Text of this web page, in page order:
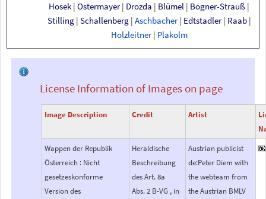
Hosek | Ostermayer | Drozda | Blümel | Bogner-Strauß |
Stilling | Schallenberg | Aschbacher | Edtstadler | Raab |
Holzleitner | Plakolm
License Information of Images on page
Image Description Credit Artist
Wappen der Republik
Österreich : Nicht
gesetzeskonforme
Version des
Heraldische
Beschreibung
des Art. 8a
Abs. 2 B-VG , in
Austrian publicist
de:Peter Diem with
the webteam from
the Austrian BMLV